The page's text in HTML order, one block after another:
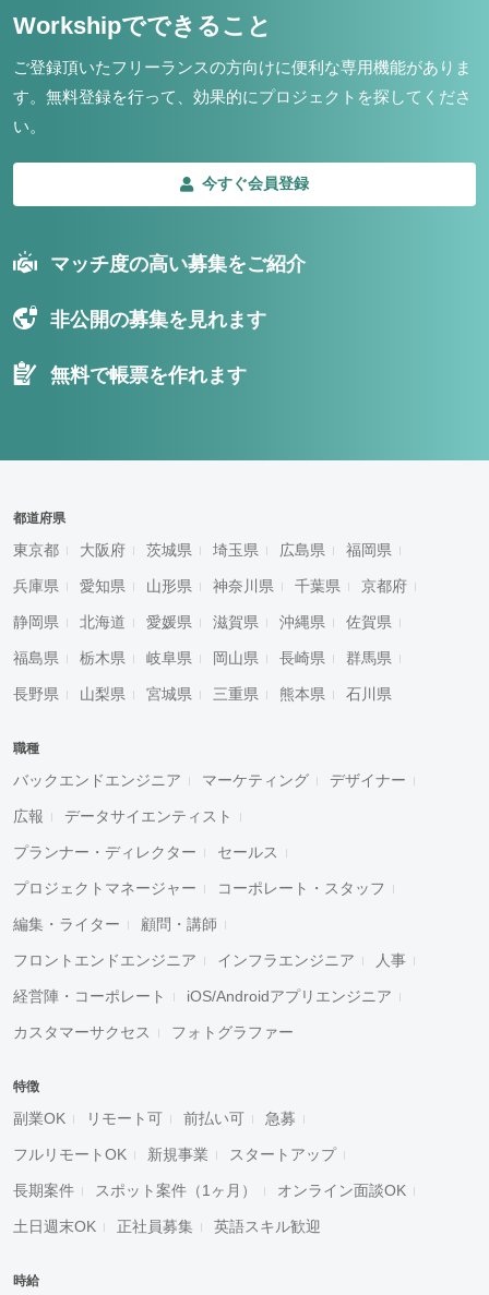
Workshipでできること
ご登録頂いたフリーランスの方向けに便利な専用機能がありま
す。 無料登録を行って、効果的にプロジェクトを探してくださ
い。
今すぐ会員登録
マッチ度の高い募集をご紹介
非公開の募集を見れます
無料で帳票を作れます
都道府県
東京都 大阪府 茨城県 埼玉県 広島県 福岡県
兵庫県 愛知県 山形県 神奈川県 千葉県 京都府
静岡県 北海道 愛媛県 滋賀県 沖縄県 佐賀県
福島県 栃木県 岐阜県 岡山県 長崎県 群馬県
長野県 山梨県 宮城県 三重県 熊本県 石川県
職種
バックエンドエンジニア マーケティング デザイナー
広報 データサイエンティスト
プランナー・ディレクター セールス
プロジェクトマネージャー コーポレート・スタッフ
編集・ライター 顧問・講師
フロントエンドエンジニア インフラエンジニア 人事
経営陣・コーポレート iOS/Androidアプリエンジニア
カスタマーサクセス フォトグラファー
特徴
副業OK リモート可 前払い可 急募
フルリモートOK 新規事業 スタートアップ
長期案件 スポット案件（1ヶ月） オンライン面談OK
土日週末OK 正社員募集 英語スキル歓迎
時給